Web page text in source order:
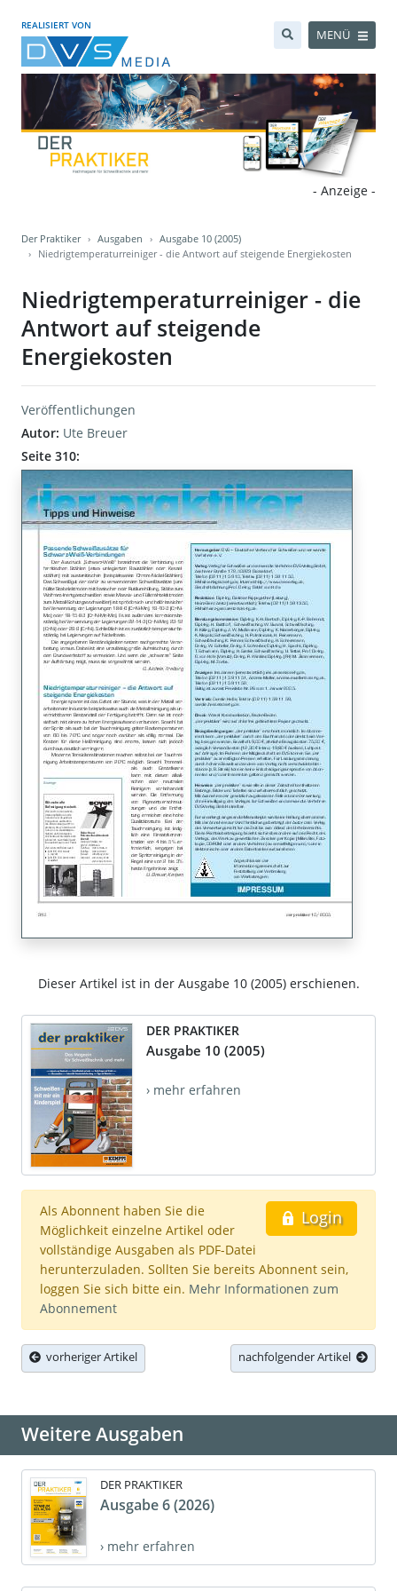
REALISIERT VON
MENÜ
- Anzeige -
Der Praktiker Ausgaben
Ausgabe 10 (2005)
Niedrigtemperaturreiniger - die Antwort auf steigende Energiekosten
Niedrigtemperaturreiniger - die
Antwort auf steigende
Energiekosten
Veröffentlichungen
Autor: Ute Breuer
Seite 310:
Dieser Artikel ist in der Ausgabe 10 (2005) erschienen.
DER PRAKTIKER
Ausgabe 10 (2005)
› mehr erfahren
Login
Als Abonnent haben Sie die
Möglichkeit einzelne Artikel oder
vollständige Ausgaben als PDF-Datei
herunterzuladen. Sollten Sie bereits Abonnent sein,
loggen Sie sich bitte ein. Mehr Informationen zum
Abonnement
vorheriger Artikel nachfolgender Artikel
Weitere Ausgaben
DER PRAKTIKER
Ausgabe 6 (2026)
› mehr erfahren